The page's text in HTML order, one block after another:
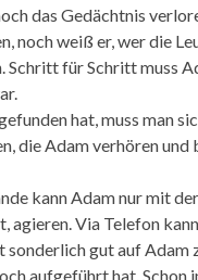
das Gedächtnis
noch weiß er, wer die
für Schritt muss
hat, muss man
die Adam verhören
kann Adam nur mit
Via Telefon
sonderlich gut auf
aufgeführt hat.